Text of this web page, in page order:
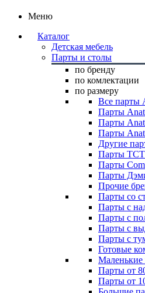
Меню
Каталог
Детская мебель
Парты и столы
по бренду
по комлектации
по размеру
Все парты
Парты
Парты
Парты
Другие
Парты
Парты
Парты
Прочие
Парты со
Парты с
Парты с
Парты с
Парты с
Готовые
Маленькие
Парты от
Парты от